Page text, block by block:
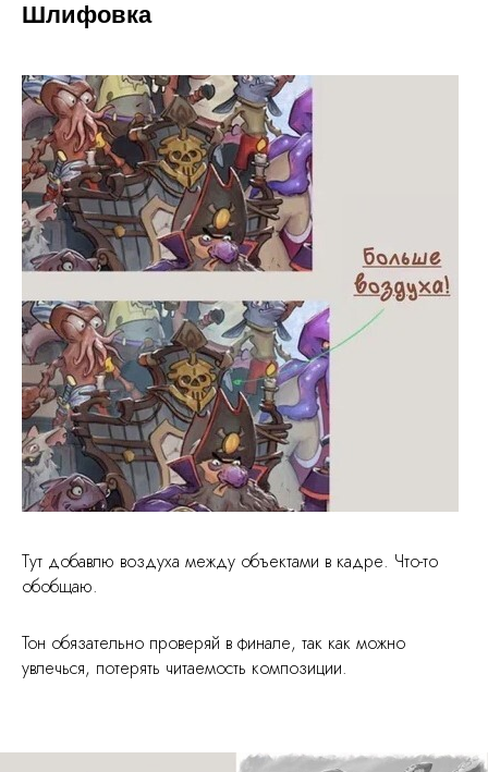
Шлифовка
Тут добавлю воздуха между объектами в кадре. Что-то
обобщаю.
Тон обязательно проверяй в финале, так как можно
увлечься, потерять читаемость композиции.